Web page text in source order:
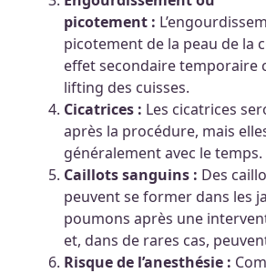
picotement :
picotement de la peau de la
effet secondaire temporaire
lifting des cuisses.
Cicatrices : Les cicatrices
après la procédure, mais
généralement avec le temps.
Caillots sanguins : Des
peuvent se former dans les
poumons après une
et, dans de rares cas,
Risque de l’anesthésie :